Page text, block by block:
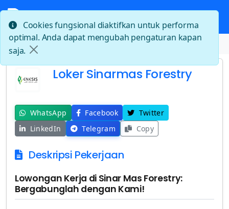
Beranda Loker Sinarmas Forestry
Loker Sinarmas Forestry
WhatsApp Facebook
Twitter
LinkedIn
Telegram Copy
Deskripsi Pekerjaan
Lowongan Kerja di Sinar Mas Forestry:
Bergabunglah dengan Kami!
Cookies fungsional diaktifkan untuk performa
optimal. Anda dapat mengubah pengaturan kapan
saja.